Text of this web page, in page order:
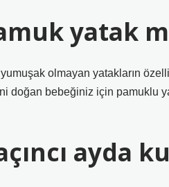
yatak
olmayan yatakların
doğan bebeğiniz için pamuklu
ayda